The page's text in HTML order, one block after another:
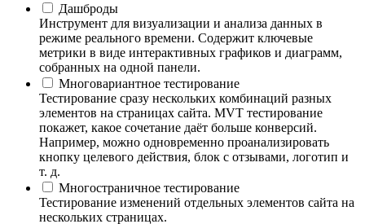
Дашброды
Инструмент для визуализации и анализа данных в
режиме реального времени. Содержит ключевые
метрики в виде интерактивных графиков и диаграмм,
собранных на одной панели.
Многовариантное тестирование
Тестирование сразу нескольких комбинаций разных
элементов на страницах сайта. MVT тестирование
покажет, какое сочетание даёт больше конверсий.
Например, можно одновременно проанализировать
кнопку целевого действия, блок с отзывами, логотип и
т. д.
Многостраничное тестирование
Тестирование изменений отдельных элементов сайта на
нескольких страницах.